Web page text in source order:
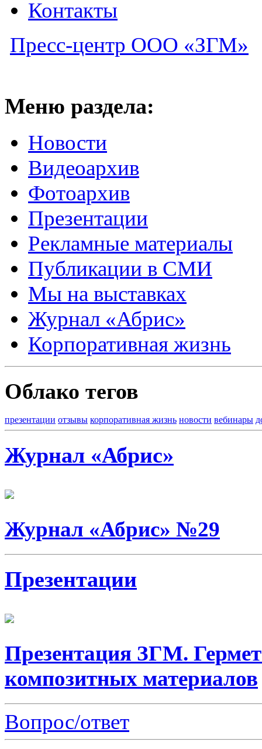
Контакты
Пресс-центр ООО «ЗГМ»
Меню раздела:
Новости
Видеоархив
Фотоархив
Презентации
Рекламные материалы
Публикации в СМИ
Мы на выставках
Журнал «Абрис»
Корпоративная жизнь
Облако тегов
презентации отзывы корпоративная жизнь новости вебинары
Журнал «Абрис»
Журнал «Абрис» №29
Презентации
Презентация ЗГМ.
композитных материалов
Вопрос/ответ